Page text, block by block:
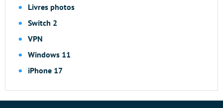
Livres photos
Switch 2
VPN
Windows 11
iPhone 17